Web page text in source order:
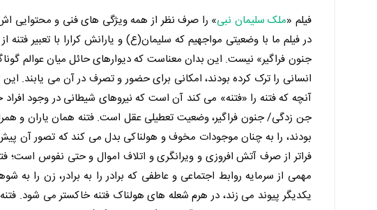
فیلم «ملک سلیمان نبی» را صرف نظر از همه ویژگی های فنی و محتوایی
در فیلم ما با وضعیتی مواجهیم که سلیمان(ع) و یارانش کرارا با تعبیر
جنون فراگیر» نیست. این بدان معناست که دیوارهای حائل میان عوالم
انسانی را ترک کرده بودند، امکانی برای حضور و تصرف در آن می یابند.
آنچه که فتنه را «فتنه» می کند آن است که نیروهای شیطانی در وجود
جن زدگی/ جنون فراگیر، وضعیت تعطیلی عقل است. فتنه همان یاران و
بودند، را به چنان موجودات مخوف و هولناکی بدل می کند که تصور آن
فراتر از صرف آتش افروزی و ویرانگری و اتلاف اموال و حتی نفوس
مهمی از سرمایه روابط اجتماعی و عاطفی که برادر را به برادر، زن را
یکدیگر پیوند می زند، در هرم شعله های هولناک فتنه خاکستر می شود.